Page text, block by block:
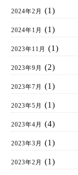
2024年2月 (1)
2024年1月 (1)
2023年11月 (1)
2023年9月 (2)
2023年7月 (1)
2023年5月 (1)
2023年4月 (4)
2023年3月 (1)
2023年2月 (1)